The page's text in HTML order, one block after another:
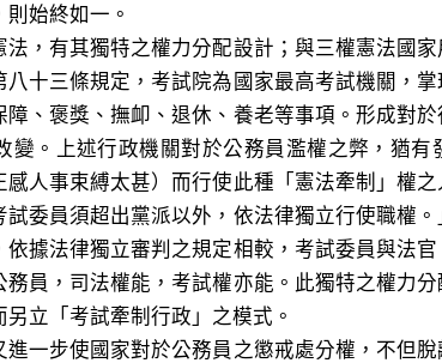
始終如一。
，有其獨特之權力分配設計；與三權憲法國
十三條規定，考試院為國家最高考試機關，掌
障、褒獎、撫卹、退休、養老等事項。形成對
變。上述行政機關對於公務員濫權之弊，猶有
感人事束縛太甚）而行使此種「憲法牽制」權
試委員須超出黨派以外，依法律獨立行使職權
依據法律獨立審判之規定相較，考試委員與法
務員，司法權能，考試權亦能。此獨特之權力
立「考試牽制行政」之模式。
進一步使國家對於公務員之懲戒處分權，不但